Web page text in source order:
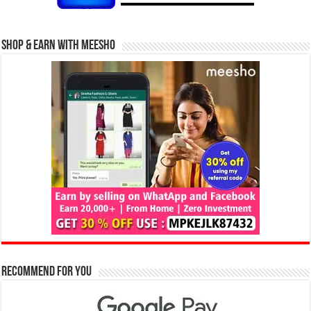
Shop & Earn with Meesho
Recommend for You